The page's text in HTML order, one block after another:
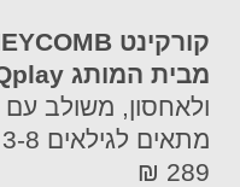
קורקינט
מבית המותג
ולאחסון, משולב
289 ₪